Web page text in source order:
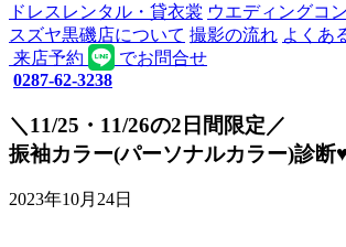
ドレスレンタル・貸衣裳 ウエディングコ
スズヤ黒磯店について 撮影の流れ よくあ
来店予約
でお問合せ
0287-62-3238
＼11/25・11/26の2日間限定／
振袖カラー(パーソナルカラー)診断
2023年10月24日